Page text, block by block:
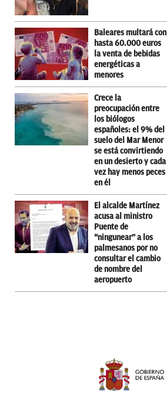
Baleares multará con
hasta 60.000 euros
la venta de bebidas
energéticas a
menores
Crece la
preocupación entre
los biólogos
españoles: el 9% del
suelo del Mar Menor
se está convirtiendo
en un desierto y cada
vez hay menos peces
en él
El alcalde Martínez
acusa al ministro
Puente de
“ningunear” a los
palmesanos por no
consultar el cambio
de nombre del
aeropuerto